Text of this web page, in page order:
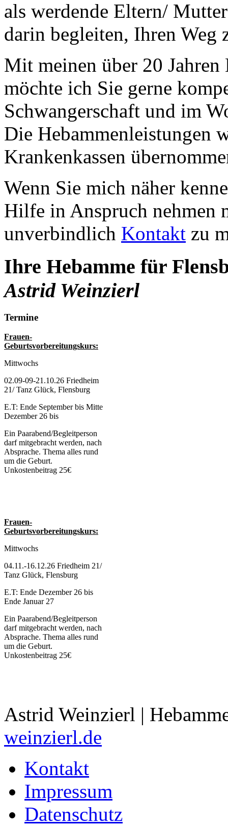
als werdende Eltern/
darin begleiten, Ihren Weg
Mit meinen über 20 Jahren
möchte ich Sie gerne
Schwangerschaft und im
Die Hebammenleistungen
Krankenkassen
Wenn Sie mich näher
Hilfe in Anspruch nehmen
unverbindlich Kontakt zu
Ihre Hebamme für
Astrid Weinzierl
Termine
Frauen-
Geburtsvorbereitungskurs:
Mittwochs
02.09-09-21.10.26 Friedheim
21/ Tanz Glück, Flensburg
E.T: Ende September bis Mitte
Dezember 26 bis
Ein Paarabend/Begleitperson
darf mitgebracht werden, nach
Absprache. Thema alles rund
um die Geburt.
Unkostenbeitrag 25€
Frauen-
Geburtsvorbereitungskurs:
Mittwochs
04.11.-16.12.26 Friedheim 21/
Tanz Glück, Flensburg
E.T: Ende Dezember 26 bis
Ende Januar 27
Ein Paarabend/Begleitperson
darf mitgebracht werden, nach
Absprache. Thema alles rund
um die Geburt.
Unkostenbeitrag 25€
Astrid Weinzierl |
weinzierl.de
Kontakt
Impressum
Datenschutz